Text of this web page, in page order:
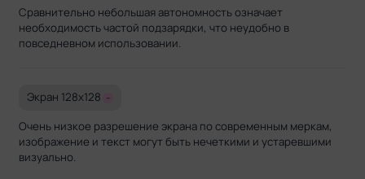
Сравнительно небольшая автономность означает
необходимость частой подзарядки, что неудобно в
повседневном использовании.
Экран 128x128 -
Очень низкое разрешение экрана по современным меркам,
изображение и текст могут быть нечеткими и устаревшими
визуально.